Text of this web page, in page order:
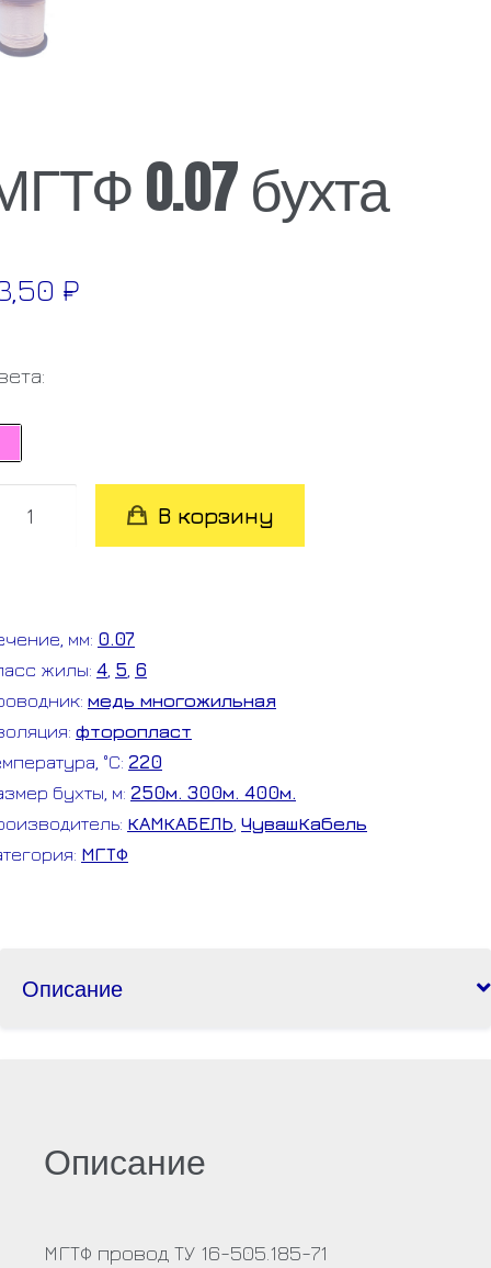
0.07 бухта
₽
В корзину
мм: 0.07
жилы: 4 5 6
медь многожильная
фторопласт
°C: 220
бухты, м: 250м. 300м. 400м.
КАМКАБЕЛЬ ЧувашКабель
МГТФ
Описание
Описание
МГТФ провод ТУ 16-505.185-71